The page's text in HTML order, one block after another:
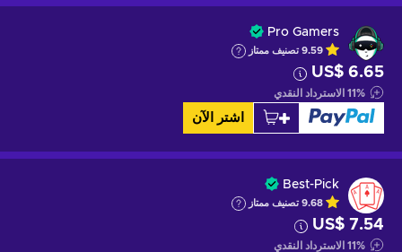
Pro Gamers
9.59 تصنيف ممتاز
US$ 6.65
11% الاسترداد النقدي
اشتر الآن
Best-Pick
9.68 تصنيف ممتاز
US$ 7.54
11% الاسترداد النقدي